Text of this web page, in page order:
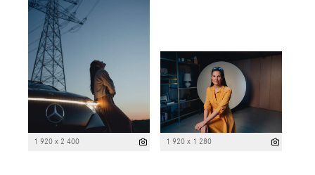
1 920 x 2 400 1 920 x 1 280